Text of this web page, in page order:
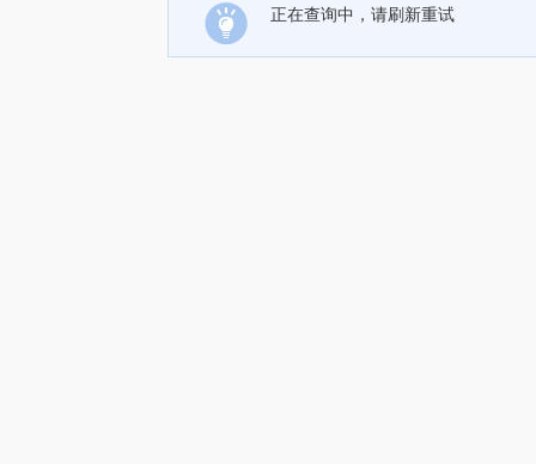
正在查询中，请刷新重试